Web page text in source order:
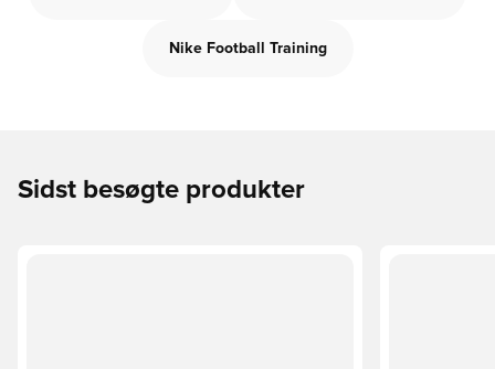
Nike Football Training
Sidst besøgte produkter